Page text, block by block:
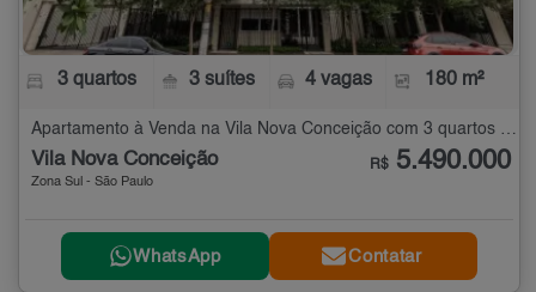
3 quartos 3 suítes 4 vagas 180 m²
Apartamento à Venda na Vila Nova Conceição com 3 quartos - 180 m²
Vila Nova Conceição
Zona Sul - São Paulo
R$ 5.490.000
WhatsApp Contatar